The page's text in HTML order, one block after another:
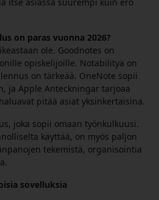
on paras vuonna 2026?
ole. Goodnotes on
opiskelijoille. Notabilityä on
on tärkeää. OneNote sopii
ja Apple Anteckningar tarjoaa
pitää asiat yksinkertaisina.
joka sopii omaan työnkulkuusi.
käyttää, on myös paljon
tekemistä, organisointia
sovelluksia